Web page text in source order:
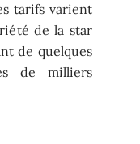
tarifs varient
de la star
de quelques
de milliers